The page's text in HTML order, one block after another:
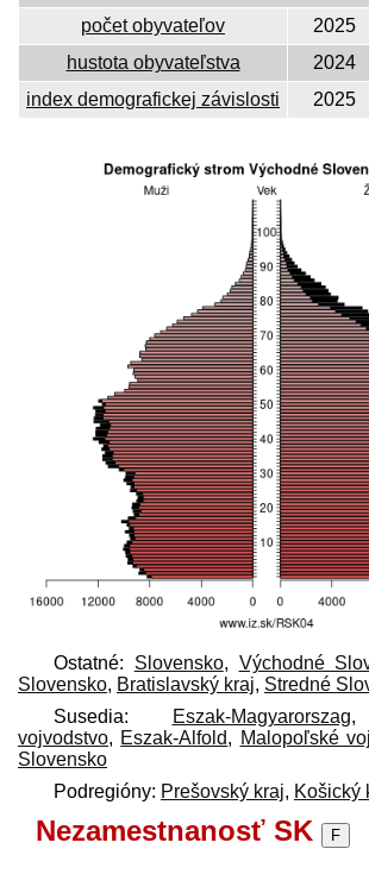
počet obyvateľov
2025
hustota obyvateľstva
2024
index demografickej závislosti
2025
Ostatné: Slovensko, Východné
Slovensko, Bratislavský kraj, Stredné
Susedia:
Eszak-Magyarorszag
vojvodstvo, Eszak-Alfold, Malopoľské
Slovensko
Podregióny: Prešovský kraj, Košický
Nezamestnanosť SK F